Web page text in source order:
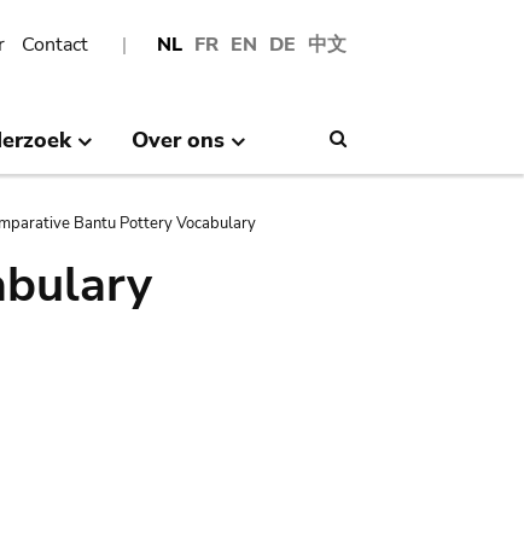
NL FR EN DE 中文
Contact
Over ons
Bantu Pottery Vocabulary